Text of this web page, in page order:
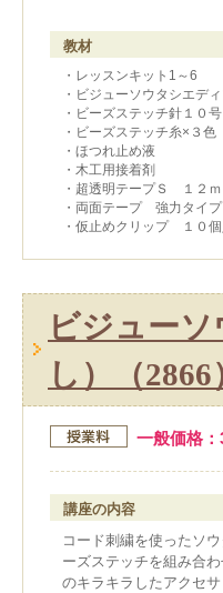
教材
・レッスンキット1～6
・ビジューソウタシエデ
・ビーズステッチ針１０
・ビーズステッチ糸×３色
・ほつれ止め液
・木工用接着剤
・超透明テープＳ １２ｍ
・両面テープ 強力タイ
・仮止めクリップ １０個
ビジュー
し）（2866
一般価格
講座の内容
コード刺繍を使ったソ
ーズステッチを組み合
のキラキラしたアクセ